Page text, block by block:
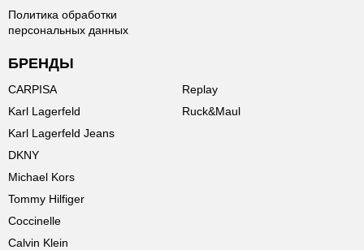
Политика обработки
персональных данных
БРЕНДЫ
CARPISA
Karl Lagerfeld
Karl Lagerfeld Jeans
DKNY
Michael Kors
Tommy Hilfiger
Coccinelle
Calvin Klein
Replay
Ruck&Maul